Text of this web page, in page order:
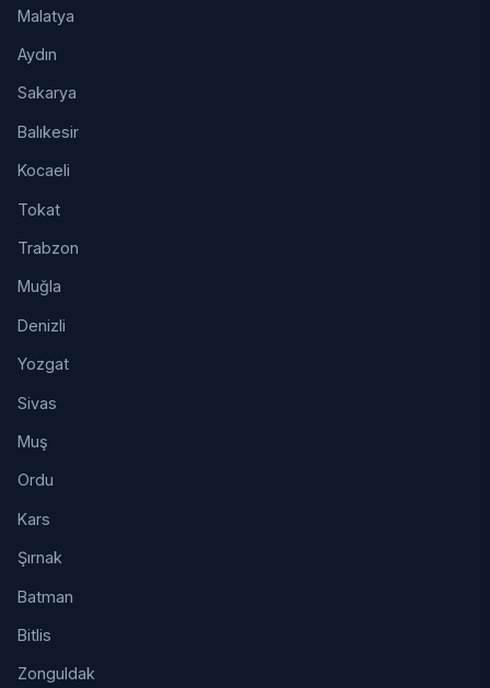
Malatya
Aydın
Sakarya
Balıkesir
Kocaeli
Tokat
Trabzon
Muğla
Denizli
Yozgat
Sivas
Muş
Ordu
Kars
Şırnak
Batman
Bitlis
Zonguldak